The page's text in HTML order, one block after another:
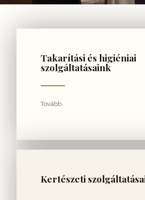
Takarítási és higiéniai
szolgáltatásaink
Tovább
Kertészeti